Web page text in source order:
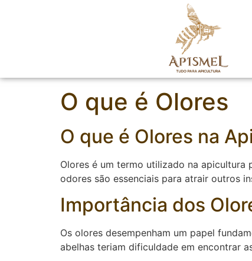
O que é Olores
O que é Olores na
Olores é um termo utilizado na apicultura
odores são essenciais para atrair outros
Importância dos
Os olores desempenham um papel
abelhas teriam dificuldade em encontrar